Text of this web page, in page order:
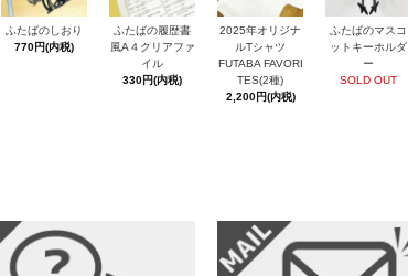
ふたばのしおり
770円(内税)
ふたばの履歴書
風A４クリアファ
イル
330円(内税)
2025年オリジナ
ルTシャツ
FUTABA FAVORI
TES(2種)
2,200円(内税)
ふたばのマスコ
ットキーホルダ
ー
SOLD OUT